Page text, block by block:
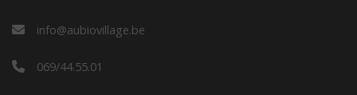
info@aubiovillage.be
069/44.55.01